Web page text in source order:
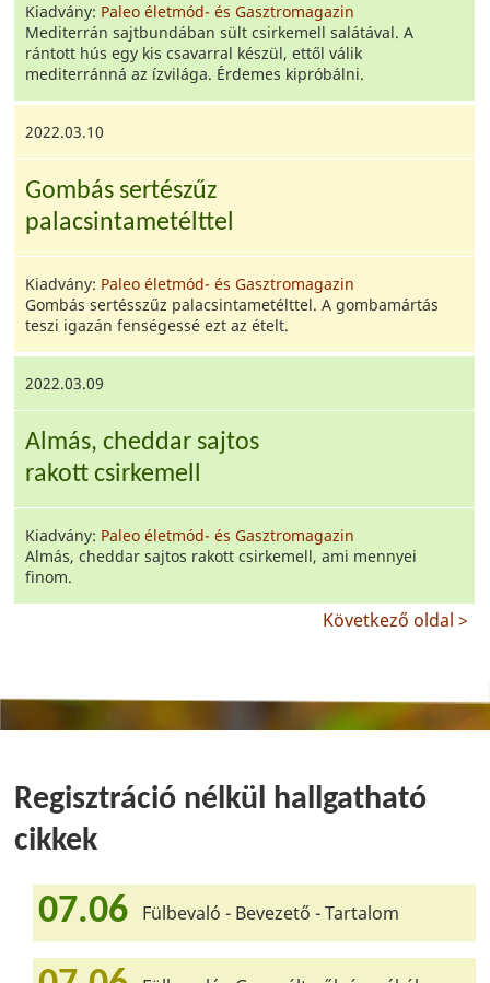
Kiadvány: Paleo életmód- és Gasztromagazin
Mediterrán sajtbundában sült csirkemell salátával. A
rántott hús egy kis csavarral készül, ettől válik
mediterránná az ízvilága. Érdemes kipróbálni.
2022.03.10
Gombás sertészűz
palacsintametélttel
Kiadvány: Paleo életmód- és Gasztromagazin
Gombás sertésszűz palacsintametélttel. A gombamártás
teszi igazán fenségessé ezt az ételt.
2022.03.09
Almás, cheddar sajtos
rakott csirkemell
Kiadvány: Paleo életmód- és Gasztromagazin
Almás, cheddar sajtos rakott csirkemell, ami mennyei
finom.
Következő oldal >
Regisztráció nélkül hallgatható
cikkek
07.06 Fülbevaló - Bevezető - Tartalom